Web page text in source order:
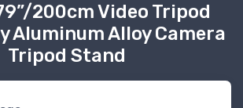
200cm Video Tripod
Aluminum Alloy Camera
Tripod Stand